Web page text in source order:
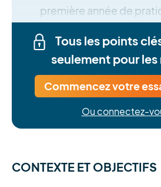
première année de
Tous les points
seulement pour les
Commencez votre
Ou connectez-
CONTEXTE ET OBJECTIFS